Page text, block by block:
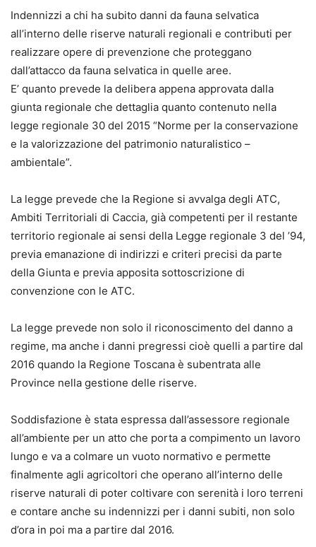
Indennizzi a chi ha subito danni da fauna selvatica
all’interno delle riserve naturali regionali e contributi per
realizzare opere di prevenzione che proteggano
dall’attacco da fauna selvatica in quelle aree.
E’ quanto prevede la delibera appena approvata dalla
giunta regionale che dettaglia quanto contenuto nella
legge regionale 30 del 2015 “Norme per la conservazione
e la valorizzazione del patrimonio naturalistico –
ambientale”.
La legge prevede che la Regione si avvalga degli ATC,
Ambiti Territoriali di Caccia, già competenti per il restante
territorio regionale ai sensi della Legge regionale 3 del ’94,
previa emanazione di indirizzi e criteri precisi da parte
della Giunta e previa apposita sottoscrizione di
convenzione con le ATC.
La legge prevede non solo il riconoscimento del danno a
regime, ma anche i danni pregressi cioè quelli a partire dal
2016 quando la Regione Toscana è subentrata alle
Province nella gestione delle riserve.
Soddisfazione è stata espressa dall’assessore regionale
all’ambiente per un atto che porta a compimento un lavoro
lungo e va a colmare un vuoto normativo e permette
finalmente agli agricoltori che operano all’interno delle
riserve naturali di poter coltivare con serenità i loro terreni
e contare anche su indennizzi per i danni subiti, non solo
d’ora in poi ma a partire dal 2016.